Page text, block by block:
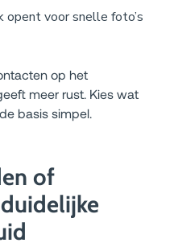
opent voor snelle foto’s
op het
meer rust. Kies wat
basis simpel.
of